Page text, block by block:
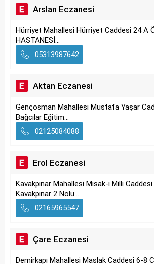
Arslan Eczanesi
Hürriyet Mahallesi Hürriyet Caddesi 24 A
HASTANESİ...
05313987642
Aktan Eczanesi
Gençosman Mahallesi Mustafa Yaşar
Bağcılar Eğitim...
02125084088
Erol Eczanesi
Kavakpınar Mahallesi Misak-ı Milli
Kavakpınar 2 Nolu...
02165965547
Çare Eczanesi
Demirkapı Mahallesi Maslak Caddesi 6-8